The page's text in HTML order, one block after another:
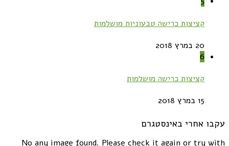
קציצות כרישה טבעוניות מושלמות
20 במרץ 2018
6
קציצות כרישה מושלמות
15 במרץ 2018
עקבו אחרי באינסטגרם
No any image found. Please check it again or try with